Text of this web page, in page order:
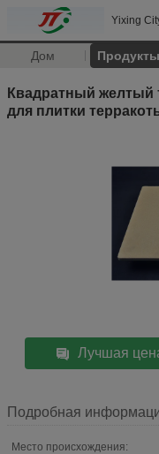
Yixing
Дом Продукты
Квадратный желтый
для плитки
Лучшая
Подробная
Место происхождения: